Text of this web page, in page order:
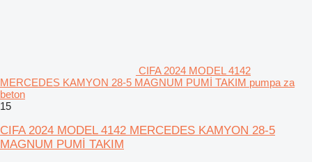
CIFA 2024 MODEL 4142
MERCEDES KAMYON 28-5 MAGNUM PUMİ TAKIM pumpa za
beton
15
CIFA 2024 MODEL 4142 MERCEDES KAMYON 28-5
MAGNUM PUMİ TAKIM